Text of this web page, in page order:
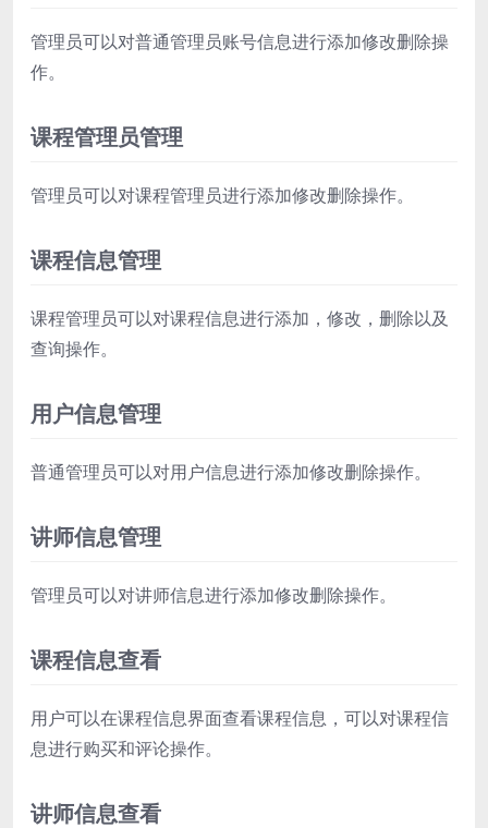
管理员可以对普通管理员账号信息进行添加修改删除操
作。
课程管理员管理
管理员可以对课程管理员进行添加修改删除操作。
课程信息管理
课程管理员可以对课程信息进行添加，修改，删除以及
查询操作。
用户信息管理
普通管理员可以对用户信息进行添加修改删除操作。
讲师信息管理
管理员可以对讲师信息进行添加修改删除操作。
课程信息查看
用户可以在课程信息界面查看课程信息，可以对课程信
息进行购买和评论操作。
讲师信息查看